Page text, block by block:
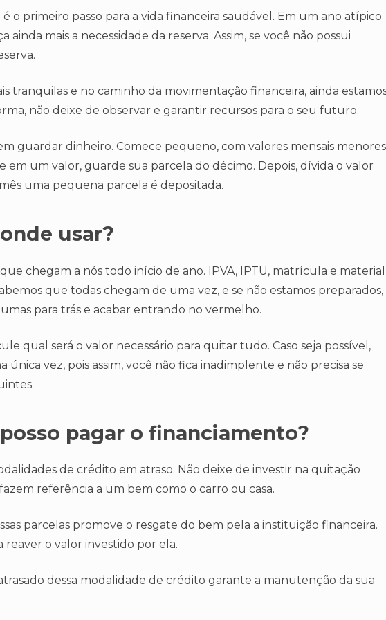
o primeiro passo para a vida financeira saudável. Em um ano atípico
ainda mais a necessidade da reserva. Assim, se você não possui
tranquilas e no caminho da movimentação financeira, ainda
não deixe de observar e garantir recursos para o seu futuro.
guardar dinheiro. Comece pequeno, com valores mensais
em um valor, guarde sua parcela do décimo. Depois, dívida o valor
uma pequena parcela é depositada.
usar?
chegam a nós todo início de ano. IPVA, IPTU, matrícula e material
que todas chegam de uma vez, e se não estamos preparados,
para trás e acabar entrando no vermelho.
qual será o valor necessário para quitar tudo. Caso seja possível,
única vez, pois assim, você não fica inadimplente e não precisa se
pagar o financiamento?
de crédito em atraso. Não deixe de investir na quitação
referência a um bem como o carro ou casa.
parcelas promove o resgate do bem pela a instituição financeira.
reaver o valor investido por ela.
dessa modalidade de crédito garante a manutenção da sua